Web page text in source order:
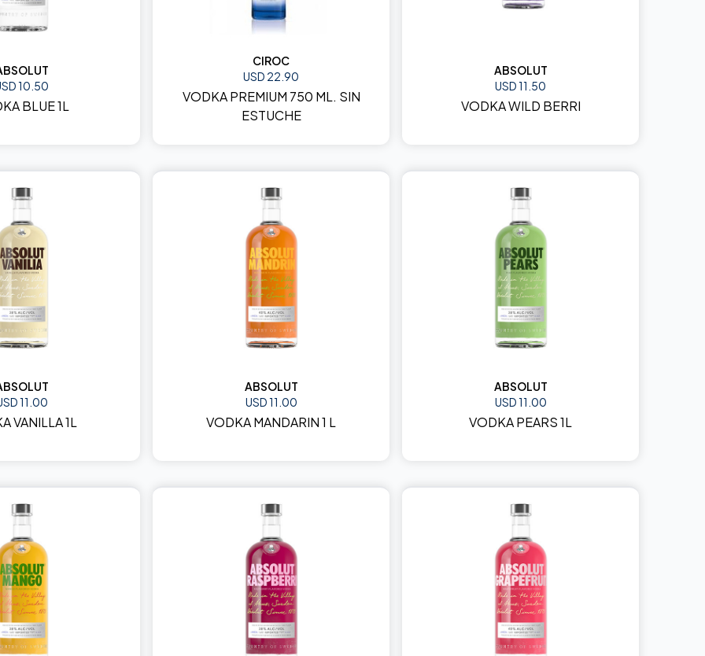
10.50
BLUE 1L
CIROC
USD 22.90
VODKA PREMIUM 750 ML. SIN
ESTUCHE
ABSOLUT
USD 11.50
VODKA WILD BERRI
11.00
VANILLA 1L
ABSOLUT
USD 11.00
VODKA MANDARIN 1 L
ABSOLUT
USD 11.00
VODKA PEARS 1L